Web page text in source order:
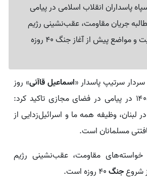
پاسداران انقلاب اسلامی در پیامی
جریان مقاومت، عقب‌نشینی رژیم
صهیونیستی به وضعیت و مواضع پیش از آغاز جنگ 40 روزه
سرتیپ پاسدار «اسماعیل قاآنی» روز
پنجشنبه ۱۴ خرداد ۱۴۰۵ در پیامی در فضای مجازی تاکید کرد:
لبنان، وظیفه همه ما و اسرائیل‌زدایی از
مسلمانان است.
مقاومت، عقب‌نشینی رژیم
شروعجنگ